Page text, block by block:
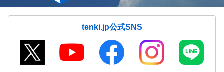
tenki.jp公式SNS